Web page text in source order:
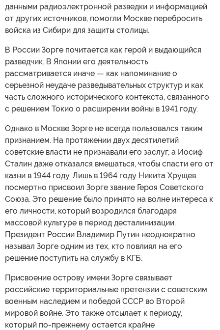
данными радиоэлектронной разведки и информацией
от других источников, помогли Москве перебросить
войска из Сибири для защиты столицы.
В России Зорге почитается как герой и выдающийся
разведчик. В Японии его деятельность
рассматривается иначе — как напоминание о
серьезной неудаче разведывательных структур и как
часть сложного исторического контекста, связанного
с решением Токио о расширении войны в 1941 году.
Однако в Москве Зорге не всегда пользовался таким
признанием. На протяжении двух десятилетий
советские власти не признавали его заслуг, а Иосиф
Сталин даже отказался вмешаться, чтобы спасти его от
казни в 1944 году. Лишь в 1964 году Никита Хрущев
посмертно присвоил Зорге звание Героя Советского
Союза. Это решение было принято на волне интереса к
его личности, который возродился благодаря
массовой культуре в период десталинизации.
Президент России Владимир Путин неоднократно
называл Зорге одним из тех, кто повлиял на его
решение поступить на службу в КГБ.
Присвоение острову имени Зорге связывает
российские территориальные претензии с советским
военным наследием и победой СССР во Второй
мировой войне. Это также отсылает к периоду,
который по-прежнему остается крайне